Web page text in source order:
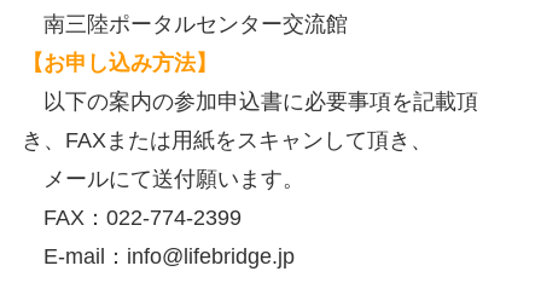
南三陸ポータルセンター交流館
【お申し込み方法】
以下の案内の参加申込書に必要事項を記載頂
き、FAXまたは用紙をスキャンして頂き、
メールにて送付願います。
FAX：022-774-2399
E-mail：info@lifebridge.jp